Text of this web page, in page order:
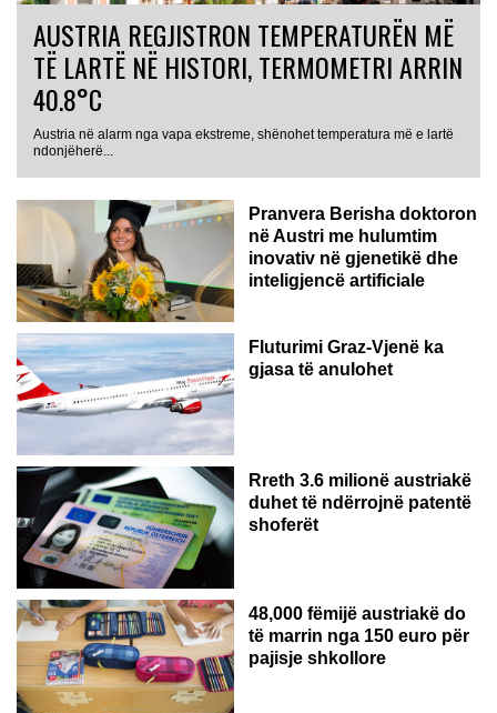
AUSTRIA REGJISTRON TEMPERATURËN MË
TË LARTË NË HISTORI, TERMOMETRI ARRIN
40.8°C
Austria në alarm nga vapa ekstreme, shënohet temperatura më e lartë
ndonjëherë...
AUSTRI
Pranvera Berisha doktoron
në Austri me hulumtim
inovativ në gjenetikë dhe
inteligjencë artificiale
Fluturimi Graz-Vjenë ka
gjasa të anulohet
Rreth 3.6 milionë austriakë
duhet të ndërrojnë patentë
shoferët
48,000 fëmijë austriakë do
të marrin nga 150 euro për
pajisje shkollore